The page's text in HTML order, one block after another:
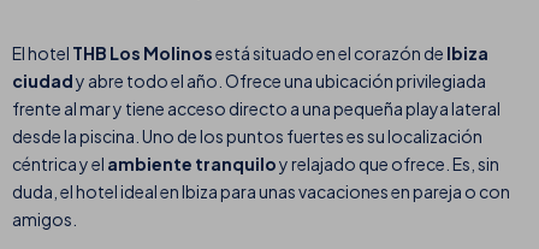
El hotel THB Los Molinosestá situado en el corazón de Ibiza
ciudady abre todo el año. Ofrece una ubicación privilegiada
frente al mar y tiene acceso directo a una pequeña playa lateral
desde la piscina. Uno de los puntos fuertes es su localización
céntrica y el ambiente tranquiloy relajado que ofrece. Es, sin
duda, el hotel ideal en Ibiza para unas vacaciones en pareja o con
amigos.